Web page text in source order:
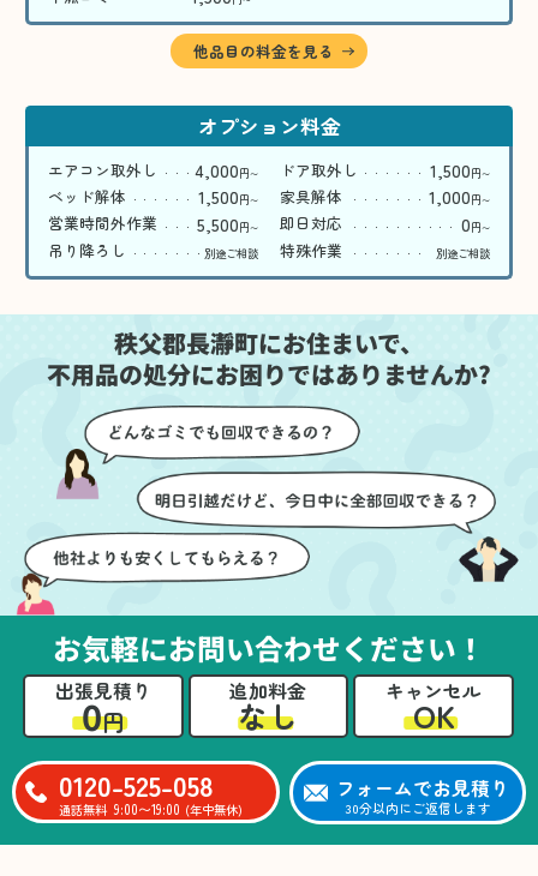
他品目の料金を見る
オプション料金
エアコン取外し 4,000円〜 ドア取外し 1,500円〜
ベッド解体 1,500円〜 家具解体 1,000円〜
営業時間外作業 5,500円〜 即日対応 0円〜
吊り降ろし 別途ご相談 特殊作業 別途ご相談
秩父郡長瀞町にお住まいで、
不用品の処分にお困りではありませんか?
お気軽にお問い合わせください！
出張見積り
0円
追加料金
なし
キャンセル
OK
0120-525-058
通話無料 9:00〜19:00 (年中無休)
フォームでお見積り
30分以内にご返信します